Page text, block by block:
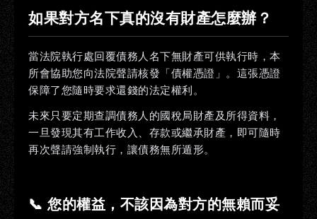
如果對方名下真的沒有財產怎麼辦？
當法院執行處回覆債務人名下無財產可供執行時，本
所會協助您向法院聲請核發「債權憑證」。這張憑證
保障了您隨時要求還錢的法定權利。
未來只要定期查調債務人的國稅局財產及所得資料，
一旦發現其有工作收入、存款或繼承財產，即可隨時
再次聲請強制執行，讓債務無所遁形。
📞 您的權益，不該因為對方的無賴而妥